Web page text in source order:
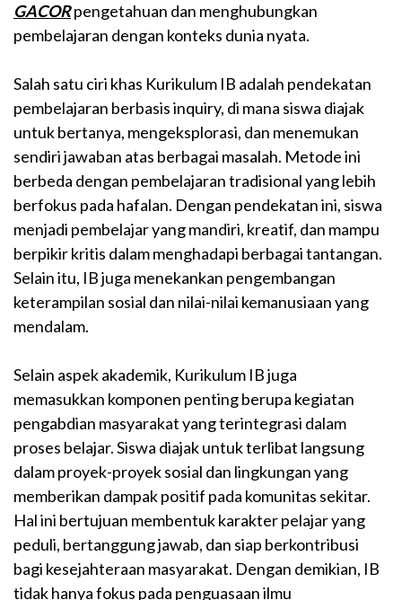
GACORpengetahuan dan menghubungkan
pembelajaran dengan konteks dunia nyata.
Salah satu ciri khas Kurikulum IB adalah pendekatan
pembelajaran berbasis inquiry, di mana siswa diajak
untuk bertanya, mengeksplorasi, dan menemukan
sendiri jawaban atas berbagai masalah. Metode ini
berbeda dengan pembelajaran tradisional yang lebih
berfokus pada hafalan. Dengan pendekatan ini, siswa
menjadi pembelajar yang mandiri, kreatif, dan mampu
berpikir kritis dalam menghadapi berbagai tantangan.
Selain itu, IB juga menekankan pengembangan
keterampilan sosial dan nilai-nilai kemanusiaan yang
mendalam.
Selain aspek akademik, Kurikulum IB juga
memasukkan komponen penting berupa kegiatan
pengabdian masyarakat yang terintegrasi dalam
proses belajar. Siswa diajak untuk terlibat langsung
dalam proyek-proyek sosial dan lingkungan yang
memberikan dampak positif pada komunitas sekitar.
Hal ini bertujuan membentuk karakter pelajar yang
peduli, bertanggung jawab, dan siap berkontribusi
bagi kesejahteraan masyarakat. Dengan demikian, IB
tidak hanya fokus pada penguasaan ilmu